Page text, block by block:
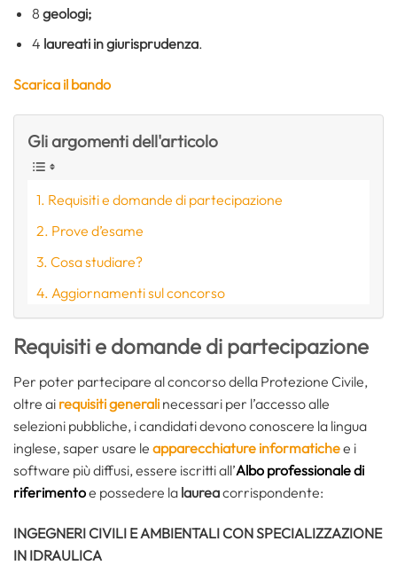
8 geologi;
4 laureati in giurisprudenza.
Scarica il bando
Gli argomenti dell'articolo
Requisiti e domande di partecipazione
Prove d’esame
Cosa studiare?
Aggiornamenti sul concorso
Requisiti e domande di partecipazione
Per poter partecipare al concorso della Protezione Civile,
oltre ai requisiti generali necessari per l’accesso alle
selezioni pubbliche, i candidati devono conoscere la lingua
inglese, saper usare le apparecchiature informatichee i
software più diffusi, essere iscritti all’Albo professionale di
riferimentoe possedere la laureacorrispondente:
INGEGNERI CIVILI E AMBIENTALI CON SPECIALIZZAZIONE
IN IDRAULICA